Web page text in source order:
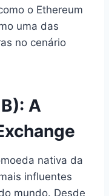
o Ethereum
uma das
no cenário
A
nativa da
influentes
mundo. Desde